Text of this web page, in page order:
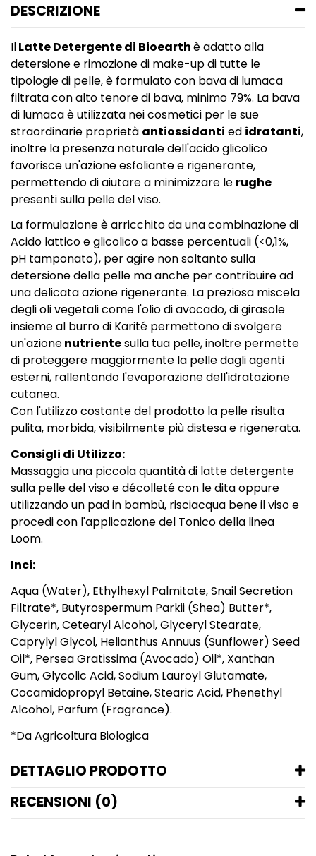
DESCRIZIONE
IlLatte Detergente di Bioearthè adatto alla
detersione e rimozione di make-up di tutte le
tipologie di pelle, è formulato con bava di lumaca
filtrata con alto tenore di bava, minimo 79%. La bava
di lumaca è utilizzata nei cosmetici per le sue
straordinarie proprietà antiossidanti ed idratanti,
inoltre la presenza naturale dell'acido glicolico
favorisce un'azione esfoliante e rigenerante,
permettendo di aiutare a minimizzare le rughe
presenti sulla pelle del viso.
La formulazione è arricchito da una combinazione di
Acido lattico e glicolico a basse percentuali (<0,1%,
pH tamponato), per agire non soltanto sulla
detersione della pelle ma anche per contribuire ad
una delicata azione rigenerante. La preziosa miscela
degli oli vegetali come l'olio di avocado, di girasole
insieme al burro di Karité permettono di svolgere
un'azionenutrientesulla tua pelle, inoltre permette
di proteggere maggiormente la pelle dagli agenti
esterni, rallentando l'evaporazione dell'idratazione
cutanea.
Con l'utilizzo costante del prodotto la pelle risulta
pulita, morbida, visibilmente più distesa e rigenerata.
Consigli di Utilizzo:
Massaggia una piccola quantità di latte detergente
sulla pelle del viso e décolleté con le dita oppure
utilizzando un pad in bambù, risciacqua bene il viso e
procedi con l'applicazione del Tonico della linea
Loom.
Inci:
Aqua (Water), Ethylhexyl Palmitate, Snail Secretion
Filtrate*, Butyrospermum Parkii (Shea) Butter*,
Glycerin, Cetearyl Alcohol, Glyceryl Stearate,
Caprylyl Glycol, Helianthus Annuus (Sunflower) Seed
Oil*, Persea Gratissima (Avocado) Oil*, Xanthan
Gum, Glycolic Acid, Sodium Lauroyl Glutamate,
Cocamidopropyl Betaine, Stearic Acid, Phenethyl
Alcohol, Parfum (Fragrance).
*Da Agricoltura Biologica
DETTAGLIO PRODOTTO
RECENSIONI (0)